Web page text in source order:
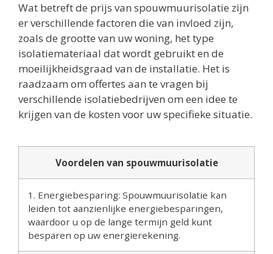
Wat betreft de prijs van spouwmuurisolatie zijn
er verschillende factoren die van invloed zijn,
zoals de grootte van uw woning, het type
isolatiemateriaal dat wordt gebruikt en de
moeilijkheidsgraad van de installatie. Het is
raadzaam om offertes aan te vragen bij
verschillende isolatiebedrijven om een idee te
krijgen van de kosten voor uw specifieke situatie.
Voordelen van spouwmuurisolatie
1. Energiebesparing: Spouwmuurisolatie kan
leiden tot aanzienlijke energiebesparingen,
waardoor u op de lange termijn geld kunt
besparen op uw energierekening.